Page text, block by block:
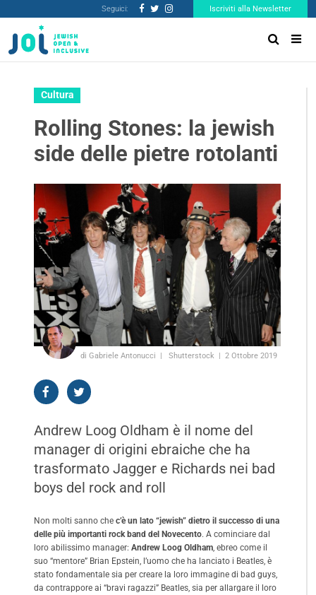
Seguici: Iscriviti alla Newsletter
Cultura
Rolling Stones: la jewish
side delle pietre rotolanti
di Gabriele Antonucci Shutterstock 2 Ottobre 2019
Andrew Loog Oldham è il nome del
manager di origini ebraiche che ha
trasformato Jagger e Richards nei bad
boys del rock and roll
Non molti sanno che c’è un lato “jewish” dietro il successo di una
delle più importanti rock band del Novecento. A cominciare dal
loro abilissimo manager: Andrew Loog Oldham , ebreo come il
suo “mentore” Brian Epstein, l’uomo che ha lanciato i Beatles, è
stato fondamentale sia per creare la loro immagine di bad guys,
da contrappore ai “bravi ragazzi” Beatles, sia per allargare il loro